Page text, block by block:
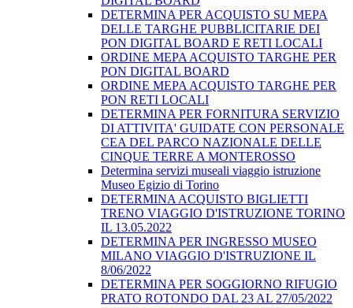
DETERMINA PER ACQUISTO SU MEPA
DELLE TARGHE PUBBLICITARIE DEI
PON DIGITAL BOARD E RETI LOCALI
ORDINE MEPA ACQUISTO TARGHE PER
PON DIGITAL BOARD
ORDINE MEPA ACQUISTO TARGHE PER
PON RETI LOCALI
DETERMINA PER FORNITURA SERVIZIO
DI ATTIVITA' GUIDATE CON PERSONALE
CEA DEL PARCO NAZIONALE DELLE
CINQUE TERRE A MONTEROSSO
Determina servizi museali viaggio istruzione
Museo Egizio di Torino
DETERMINA ACQUISTO BIGLIETTI
TRENO VIAGGIO D'ISTRUZIONE TORINO
IL 13.05.2022
DETERMINA PER INGRESSO MUSEO
MILANO VIAGGIO D'ISTRUZIONE IL
8/06/2022
DETERMINA PER SOGGIORNO RIFUGIO
PRATO ROTONDO DAL 23 AL 27/05/2022